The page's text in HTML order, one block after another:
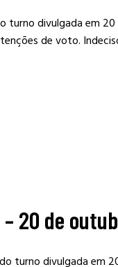
turno divulgada em
de voto.
20 de
turno divulgada em